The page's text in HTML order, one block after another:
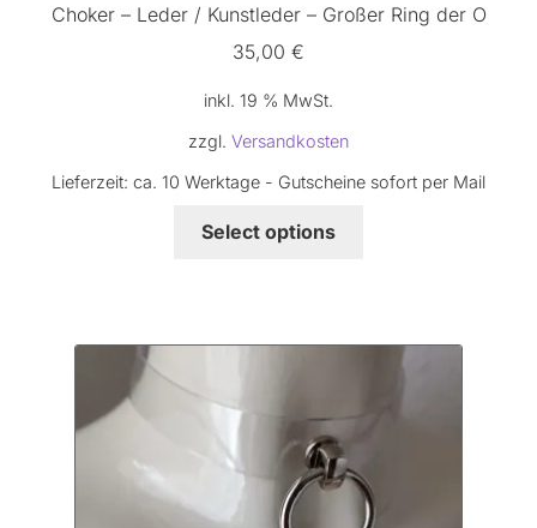
Choker – Leder / Kunstleder – Großer Ring der O
35,00 €
inkl. 19 % MwSt.
zzgl. Versandkosten
Lieferzeit: ca. 10 Werktage - Gutscheine sofort per Mail
Select options